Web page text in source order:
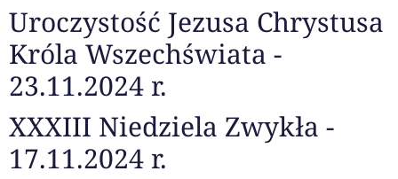
Uroczystość Jezusa Chrystusa
Króla Wszechświata -
23.11.2024 r.
XXXIII Niedziela Zwykła -
17.11.2024 r.